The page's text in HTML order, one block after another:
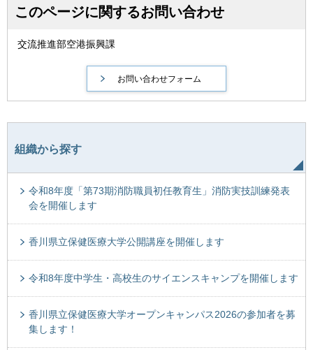
このページに関するお問い合わせ
交流推進部空港振興課
組織から探す
令和8年度「第73期消防職員初任教育生」消防実技訓練発表
会を開催します
香川県立保健医療大学公開講座を開催します
令和8年度中学生・高校生のサイエンスキャンプを開催します
香川県立保健医療大学オープンキャンパス2026の参加者を募
集します！